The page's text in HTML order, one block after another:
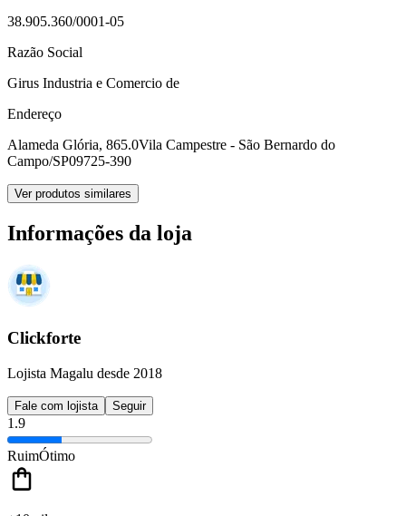
38.905.360/0001-05
Razão Social
Girus Industria e Comercio de
Endereço
Alameda Glória, 865.0Vila Campestre - São Bernardo do
Campo/SP09725-390
Ver produtos similares
Informações da loja
Clickforte
Lojista Magalu desde 2018
Fale com lojista Seguir
1.9
RuimÓtimo